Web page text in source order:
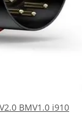
BMV1.0 i910